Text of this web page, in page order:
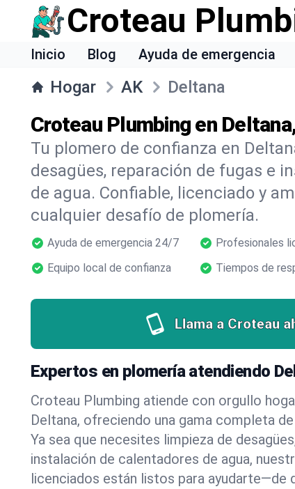
Croteau
Inicio Blog Ayuda de emergencia
Hogar AK Deltana
Croteau Plumbing en
Tu plomero de confianza en
desagües, reparación de fugas e
de agua. Confiable, licenciado y
cualquier desafío de plomería.
Ayuda de emergencia 24/7 Profesionales
Equipo local de confianza
Tiempos de
Llama a Croteau
Expertos en plomería atendiendo
Croteau Plumbing atiende con orgullo
Deltana, ofreciendo una gama completa
Ya sea que necesites limpieza de
instalación de calentadores de agua,
licenciados están listos para ayudarte—de